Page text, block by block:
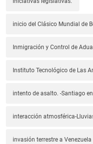
inicio del Clásico Mundial de
Inmigración y Control de
Instituto Tecnológico de Las
intento de asalto. -Santiago
interacción atmosférica-
invasión terrestre a Venezuela